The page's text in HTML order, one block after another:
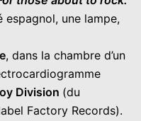
espagnol, une lampe,
, dans la chambre d’un
Division (du
Factory Records).